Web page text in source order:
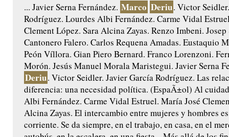
... Javier Serna Fernández. Marco Deriu. Victor
Rodríguez. Lourdes Albi Fernández. Carme Vidal
Clement López. Sara Alcina Zayas. Renzo Imbeni. Josep
Cantonero Falero. Carlos Requena Amadas. Eustaquio
Peón Víllora. Gian Piero Bernard. Franco Lorenzoni.
Morón. Jesús Manuel Morala Maristegui. Javier Serna
Deriu. Victor Seidler. Javier García Rodríguez. Las
diferencia: una necesidad política. (EspaÃ±ol) Al
Albi Fernández. Carme Vidal Estruel. María José
Alcina Zayas. El intercambio entre mujeres y hombres
corriente. Se da siempre, en el trabajo, en casa, en el